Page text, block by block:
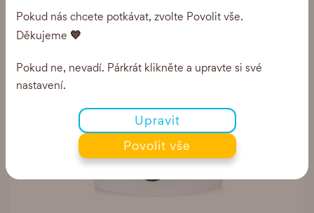
Pokud nás chcete potkávat, zvolte Povolit vše.
Děkujeme 💙
Pokud ne, nevadí. Párkrát klikněte a upravte si své
nastavení.
Upravit
Povolit vše